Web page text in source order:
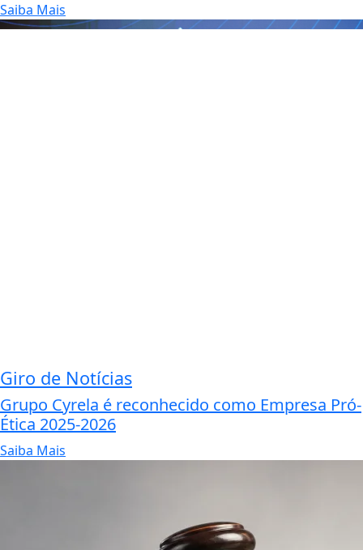
Saiba Mais
Giro de Notícias
Grupo Cyrela é reconhecido como Empresa Pró-
Ética 2025-2026
Saiba Mais